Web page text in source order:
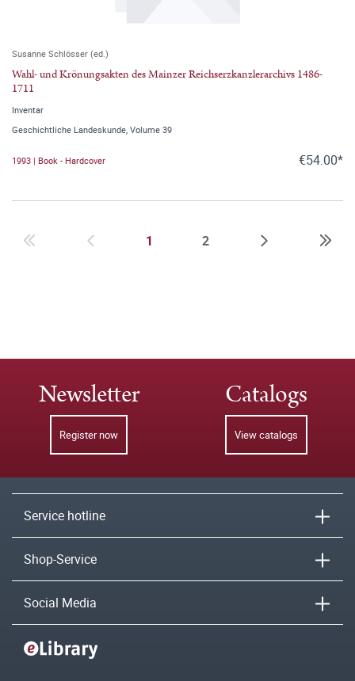
Susanne Schlösser (ed.)
Wahl- und Krönungsakten des Mainzer Reichserzkanzlerarchivs 1486-
1711
Inventar
Geschichtliche Landeskunde, Volume 39
1993 | Book - Hardcover €54.00*
1 2
Newsletter
Register now
Catalogs
View catalogs
Service hotline
Shop-Service
Social Media